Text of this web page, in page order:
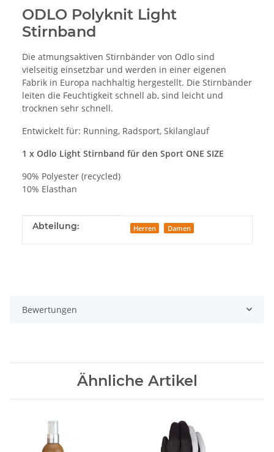
ODLO Polyknit Light
Stirnband
Die atmungsaktiven Stirnbänder von Odlo sind
vielseitig einsetzbar und werden in einer eigenen
Fabrik in Europa nachhaltig hergestellt. Die Stirnbänder
leiten die Feuchtigkeit schnell ab, sind leicht und
trocknen sehr schnell.
Entwickelt für: Running, Radsport, Skilanglauf
1 x Odlo Light Stirnband für den Sport ONE SIZE
90% Polyester (recycled)
10% Elasthan
Produkteigenschaft
Wert
Abteilung: Herren Damen
Bewertungen
Ähnliche Artikel